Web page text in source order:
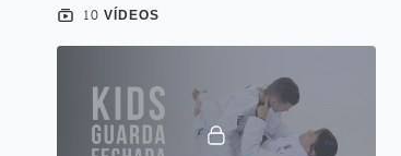
10 VÍDEOS